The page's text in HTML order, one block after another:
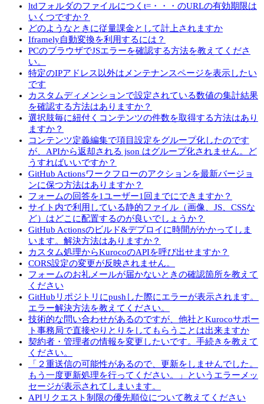
ltdフォルダのファイルにつくt=・・・のURLの有効期限は
いくつですか？
どのようなときに従量課金として計上されますか
Iframely自動変換を利用するには？
PCのブラウザでJSエラーを確認する方法を教えてくださ
い。
特定のIPアドレス以外はメンテナンスページを表示したい
です
カスタムディメンションで設定されている数値の集計結果
を確認する方法はありますか？
選択肢毎に紐付くコンテンツの件数を取得する方法はあり
ますか？
コンテンツ定義編集で項目設定をグループ化したのです
が、APIから返却される json はグループ化されません。ど
うすればいいですか？
GitHub Actionsワークフローのアクションを最新バージョ
ンに保つ方法はありますか？
フォームの回答を1ユーザー1回までにできますか？
サイト内で利用している静的ファイル（画像、JS、CSSな
ど）はどこに配置するのが良いでしょうか？
GitHub Actionsのビルド&デプロイに時間がかかってしま
います。解決方法はありますか？
カスタム処理からKurocoのAPIを呼び出せますか？
CORS設定の変更が反映されません。
フォームのお礼メールが届かないときの確認箇所を教えて
ください
GitHubリポジトリにpushした際にエラーが表示されます。
エラー解決方法を教えてください。
技術的な問い合わせがあるのですが、他社とKurocoサポー
ト事務局で直接やりとりをしてもらうことは出来ますか
契約者・管理者の情報を変更したいです。手続きを教えて
ください。
「２重送信の可能性があるので、更新をしませんでした。
もう一度更新処理を行ってください。」というエラーメッ
セージが表示されてしまいます。
APIリクエスト制限の優先順位について教えてください